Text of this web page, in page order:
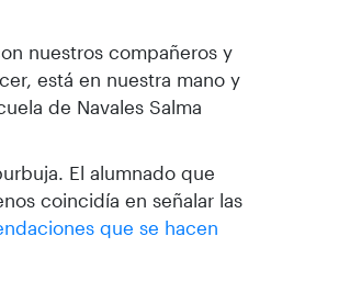
nuestros compañeros y
está en nuestra mano y
de Navales Salma
El alumnado que
coincidía en señalar las
que se hacen